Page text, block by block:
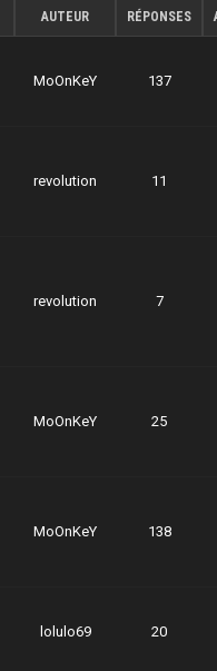
AUTEUR RÉPONSES
MoOnKeY 137
revolution 11
revolution 7
MoOnKeY 25
MoOnKeY 138
lolulo69 20